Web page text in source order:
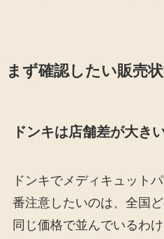
まず確認したい販売
ドンキは店舗差が大き
ドンキでメディキュット
番注意したいのは、全国
同じ価格で並んでいるわ